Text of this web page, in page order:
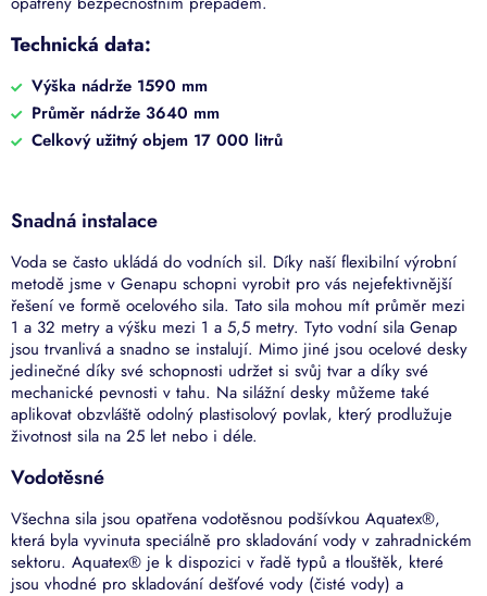
Technická data:
Výška nádrže 1590 mm
Průměr nádrže 3640 mm
Celkový užitný objem 17 000 litrů
Snadná instalace
Voda se často ukládá do vodních sil. Díky naší flexibilní výrobní
metodě jsme v Genapu schopni vyrobit pro vás nejefektivnější
řešení ve formě ocelového sila. Tato sila mohou mít průměr mezi
1 a 32 metry a výšku mezi 1 a 5,5 metry. Tyto vodní sila Genap
jsou trvanlivá a snadno se instalují. Mimo jiné jsou ocelové desky
jedinečné díky své schopnosti udržet si svůj tvar a díky své
mechanické pevnosti v tahu. Na silážní desky můžeme také
aplikovat obzvláště odolný plastisolový povlak, který prodlužuje
životnost sila na 25 let nebo i déle.
Vodotěsné
Všechna sila jsou opatřena vodotěsnou podšívkou Aquatex®,
která byla vyvinuta speciálně pro skladování vody v zahradnickém
sektoru. Aquatex® je k dispozici v řadě typů a tlouštěk, které
jsou vhodné pro skladování dešťové vody (čisté vody) a